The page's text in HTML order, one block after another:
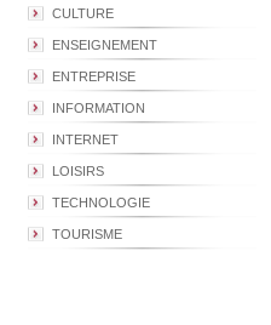
CULTURE
ENSEIGNEMENT
ENTREPRISE
INFORMATION
INTERNET
LOISIRS
TECHNOLOGIE
TOURISME